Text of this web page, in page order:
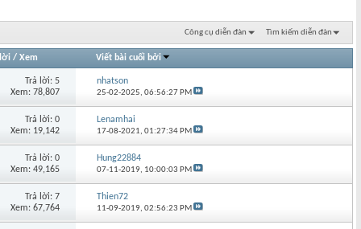
Công cụ diễn đàn Tìm kiếm diễn đàn
/ Xem Viết bài cuối bởi
Trả lời: 5
Xem: 78,807
nhatson
25-02-2025,06:56:27 PM
Trả lời: 0
Xem: 19,142
Lenamhai
17-08-2021,01:27:34 PM
Trả lời: 0
Xem: 49,165
Hung22884
07-11-2019, 10:00:03 PM
Trả lời: 7
Xem: 67,764
Thien72
11-09-2019,02:56:23 PM